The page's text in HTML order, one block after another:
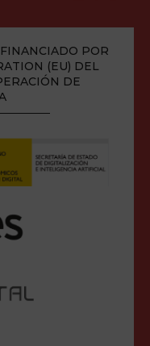
POR
(EU) DEL
DE